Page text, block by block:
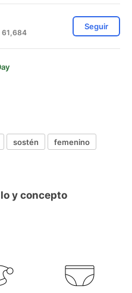
61,684
Seguir
sostén femenino
y concepto